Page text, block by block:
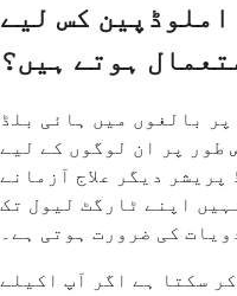
کس لیے
ہوتے ہیں؟
بالغوں میں ہائی بلڈ
طور پر ان لوگوں کے لیے
دیگر علاج آزمانے
اپنے ٹارگٹ لیول تک
کی ضرورت ہوتی ہے۔
سکتا ہے اگر آپ اکیلے